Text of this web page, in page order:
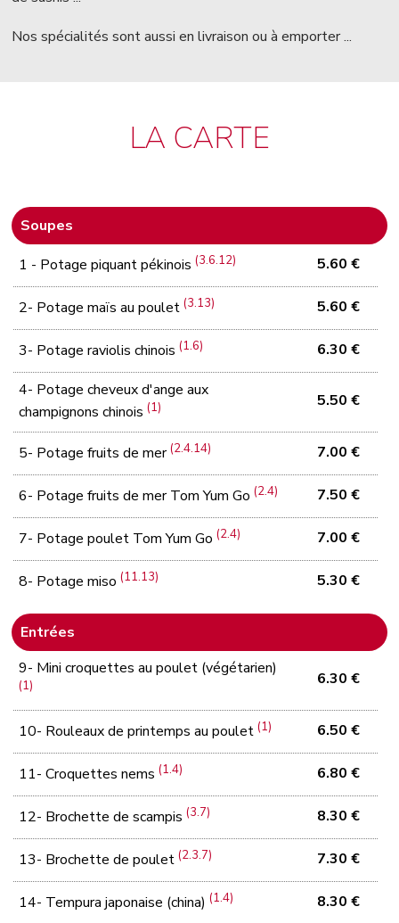
Nos spécialités sont aussi en livraison ou à emporter ...
LA CARTE
Soupes
1 - Potage piquant pékinois(3.6.12) 5.60 €
2- Potage maïs au poulet(3.13) 5.60 €
3- Potage raviolis chinois(1.6) 6.30 €
4- Potage cheveux d'ange aux
champignons chinois(1) 5.50 €
5- Potage fruits de mer(2.4.14) 7.00 €
6- Potage fruits de mer Tom Yum Go(2.4) 7.50 €
7- Potage poulet Tom Yum Go(2.4) 7.00 €
8- Potage miso(11.13) 5.30 €
Entrées
9- Mini croquettes au poulet (végétarien)
(1) 6.30 €
10- Rouleaux de printemps au poulet(1) 6.50 €
11- Croquettes nems(1.4) 6.80 €
12- Brochette de scampis(3.7) 8.30 €
13- Brochette de poulet(2.3.7) 7.30 €
14- Tempura japonaise (china)(1.4) 8.30 €